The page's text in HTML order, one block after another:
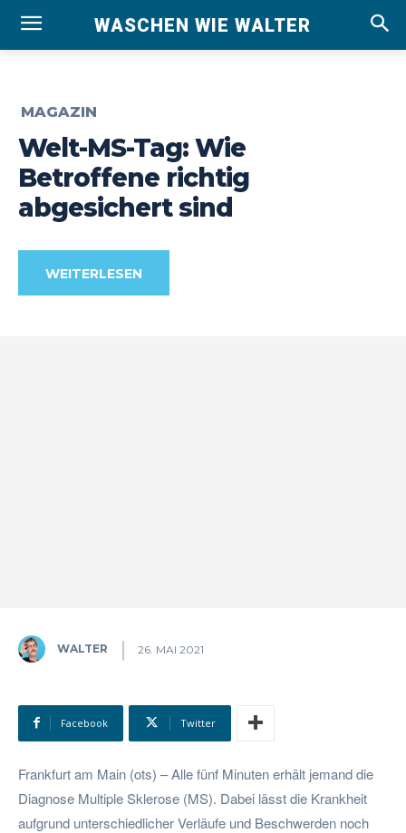
WASCHEN WIE WALTER
MAGAZIN
Welt-MS-Tag: Wie
Betroffene richtig
abgesichert sind
WEITERLESEN
WALTER 26. MAI 2021
Facebook Twitter
Frankfurt am Main (ots) – Alle fünf Minuten erhält jemand die
Diagnose Multiple Sklerose (MS). Dabei lässt die Krankheit
aufgrund unterschiedlicher Verläufe und Beschwerden noch